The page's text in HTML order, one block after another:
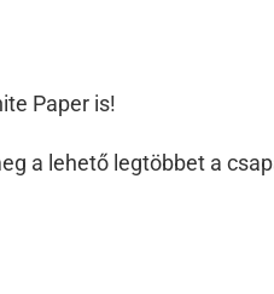
Paper is!
a lehető legtöbbet a